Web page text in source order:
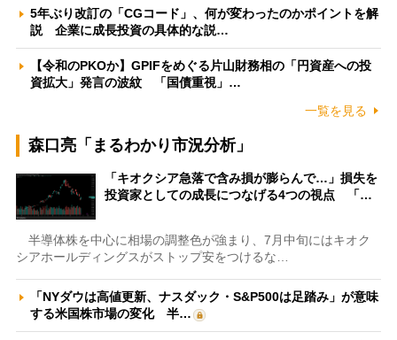
5年ぶり改訂の「CGコード」、何が変わったのかポイントを解
説 企業に成長投資の具体的な説…
【令和のPKOか】GPIFをめぐる片山財務相の「円資産への投
資拡大」発言の波紋 「国債重視」…
一覧を見る
森口亮「まるわかり市況分析」
「キオクシア急落で含み損が膨らんで…」損失を
投資家としての成長につなげる4つの視点 「…
半導体株を中心に相場の調整色が強まり、7月中旬にはキオク
シアホールディングスがストップ安をつけるな…
「NYダウは高値更新、ナスダック・S&P500は足踏み」が意味
する米国株市場の変化 半…